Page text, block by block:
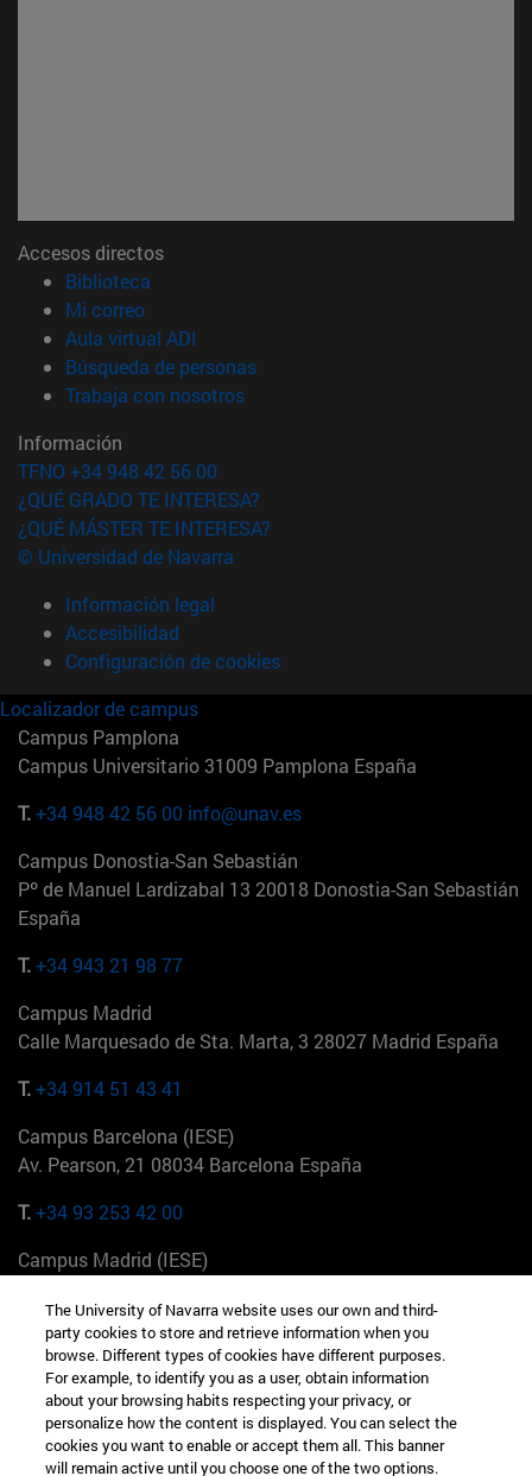
Accesos directos
Biblioteca
Mi correo(abre en nueva ventana)
Aula virtual ADI
Búsqueda de personas(abre en nueva ventana)
Trabaja con nosotros(abre en nueva ventana)
Información
TFNO +34 948 42 56 00
¿QUÉ GRADO TE INTERESA?
¿QUÉ MÁSTER TE INTERESA?
© Universidad de Navarra
Información legal
Accesibilidad
Configuración de cookies
Localizador de campus
Campus Pamplona
Campus Universitario 31009 Pamplona España
T.+34 948 42 56 00 info@unav.es
Campus Donostia-San Sebastián
Pº de Manuel Lardizabal 13 20018 Donostia-San Sebastián
España
T.+34 943 21 98 77
Campus Madrid
Calle Marquesado de Sta. Marta, 3 28027 Madrid España
T.+34 914 51 43 41
Campus Barcelona (IESE)
Av. Pearson, 21 08034 Barcelona España
T.+34 93 253 42 00
Campus Madrid (IESE)
+34 912 11 30 00
Campus Nueva York (IESE)
165 W 57th St 10019-2201 Nueva York EE.UU
+1 646 346 8850
The University of Navarra website uses our own and third-
party cookies to store and retrieve information when you
browse. Different types of cookies have different purposes.
For example, to identify you as a user, obtain information
about your browsing habits respecting your privacy, or
personalize how the content is displayed. You can select the
cookies you want to enable or accept them all. This banner
will remain active until you choose one of the two options.